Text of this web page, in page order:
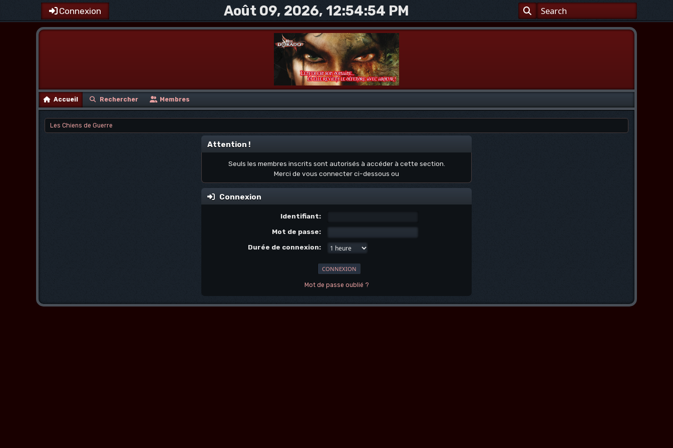
Connexion Août 09, 2026, 12:54:54 PM
Accueil Rechercher Membres
Les Chiens de Guerre
Attention !
Seuls les membres inscrits sont autorisés à accéder à cette section.
Merci de vous connecter ci-dessous ou
Connexion
Identifiant:
Mot de passe:
Durée de connexion:
Mot de passe oublié ?